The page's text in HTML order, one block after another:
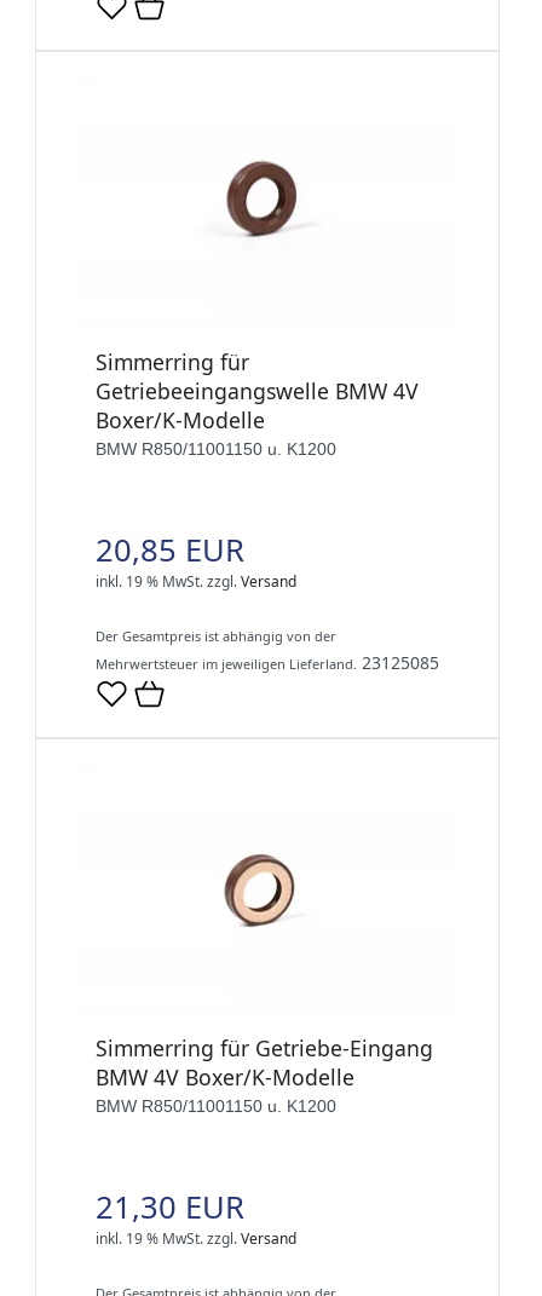
Simmerring für
Getriebeeingangswelle BMW 4V
Boxer/K-Modelle
BMW R850/11001150 u. K1200
20,85 EUR
inkl. 19 % MwSt.zzgl.Versand
Der Gesamtpreis ist abhängig von der
Mehrwertsteuer im jeweiligen Lieferland. 23125085
Simmerring für Getriebe-Eingang
BMW 4V Boxer/K-Modelle
BMW R850/11001150 u. K1200
21,30 EUR
inkl. 19 % MwSt.zzgl.Versand